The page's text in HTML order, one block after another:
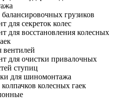
грузиков
для секреток колес
для восстановления колесных
для очистки привалочных
ступиц
для шиномонтажа
колесных гаек